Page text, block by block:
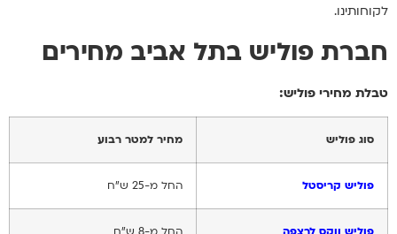
לקוחותינו.
חברת פוליש בתל אביב מחירים
טבלת מחירי פוליש:
סוג פוליש מחיר למטר רבוע
פוליש קריסטל החל מ-25 ש"ח